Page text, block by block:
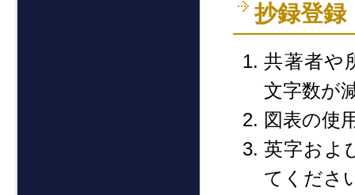
抄録登録
共著者や
文字数が
図表の使
英字およ
てくださ